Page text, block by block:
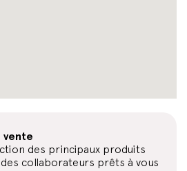
vente
des principaux produits
collaborateurs prêts à vous